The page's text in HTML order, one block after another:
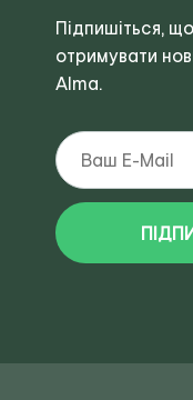
Підпишіться,
отримувати
Alma.